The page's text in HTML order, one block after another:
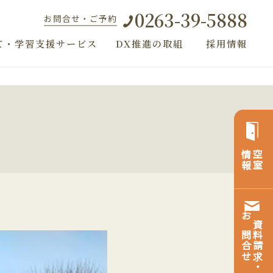
お問合せ・ご予約 0263-39-5888
・学習支援サービス DX推進の取組 採用情報
空室
情報
資料請求・
お問合せ